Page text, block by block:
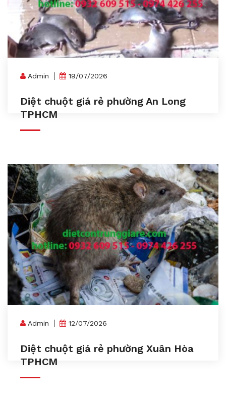
Admin 19/07/2026
Diệt chuột giá rẻ phường An Long
TPHCM
Admin 12/07/2026
Diệt chuột giá rẻ phường Xuân Hòa
TPHCM